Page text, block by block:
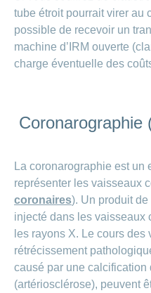
tube étroit pourrait virer au
possible de recevoir un
machine d’IRM ouverte
charge éventuelle des
Coronarographie
La coronarographie est un
représenter les vaisseaux
coronaires). Un produit
injecté dans les vaisseaux
les rayons X. Le cours
rétrécissement
causé par une
(artériosclérose), peuvent